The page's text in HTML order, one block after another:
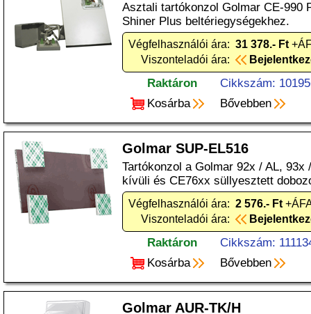
Asztali tartókonzol Golmar CE-990
Shiner Plus beltériegységekhez.
Végfelhasználói ára: 31 378.- Ft
Viszonteladói ára:
Raktáron
Cikkszám:
Kosárba
Bővebben
Golmar SUP-EL516
Tartókonzol a Golmar 92x / AL, 93x
kívüli és CE76xx süllyesztett
Végfelhasználói ára: 2 576.- Ft
Viszonteladói ára:
Raktáron
Cikkszám:
Kosárba
Bővebben
Golmar AUR-TK/H